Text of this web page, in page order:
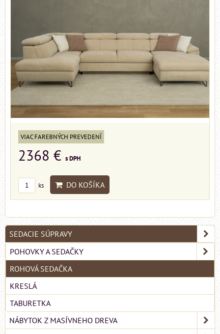
VIAC FAREBNÝCH PREVEDENÍ
2368 € s DPH
ks DO KOŠÍKA
SEDACIE SÚPRAVY
POHOVKY A SEDAČKY
ROHOVÁ SEDAČKA
KRESLÁ
TABURETKA
NÁBYTOK Z MASÍVNEHO DREVA